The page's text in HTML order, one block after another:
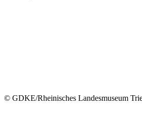
© GDKE/Rheinisches Landesmuseum